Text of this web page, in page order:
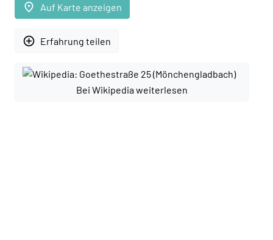
place Auf Karte anzeigen
add_circle_outline Erfahrung teilen
Bei Wikipedia weiterlesen